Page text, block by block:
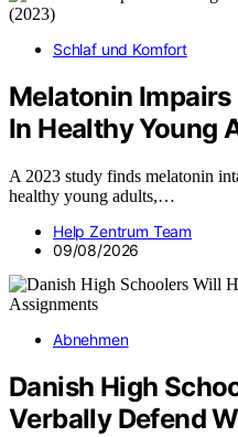
Schlaf und Komfort
Melatonin
In Healthy Young
A 2023 study finds melatonin
healthy young adults,…
Help Zentrum Team
09/08/2026
Abnehmen
Danish High
Verbally Defend